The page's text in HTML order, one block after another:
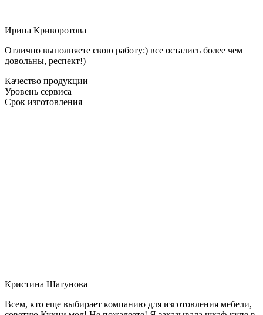
Ирина Криворотова
Отлично выполняете свою работу:) все остались более чем
довольны, респект!)
Качество продукции
Уровень сервиса
Срок изготовления
Кристина Шатунова
Всем, кто еще выбирает компанию для изготовления мебели,